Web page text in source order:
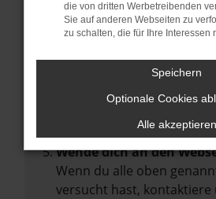
Stelle sicher, dass dein
Betriebssystem auf dem
Veraltete Software birgt
führen, dass bestimmte
mehr unterstützt werden.
Wende dich an den
Wenn du alle oben
versucht hast, kontaktiere
die von dritten Werbetreibenden
Sie auf anderen Webseiten zu
zu schalten, die für Ihre Interessen
Speichern
Optionale Cookies
Alle akzeptieren